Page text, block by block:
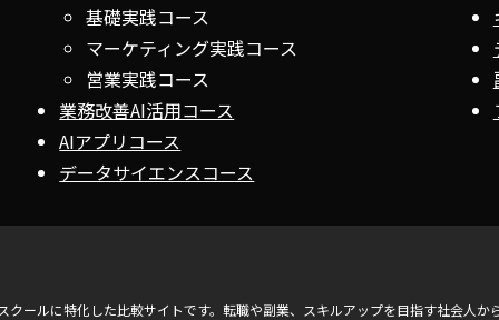
基礎実践コース
マーケティング実践コース
営業実践コース
業務改善AI活用コース
AIアプリコース
データサイエンスコース
ールに特化した比較サイトです。転職や副業、スキルアップを目指す社会人